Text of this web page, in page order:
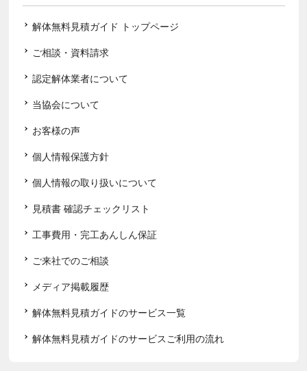
解体無料見積ガイド トップページ
ご相談・資料請求
認定解体業者について
当協会について
お客様の声
個人情報保護方針
個人情報の取り扱いについて
見積書 確認チェックリスト
工事費用・完工あんしん保証
ご来社でのご相談
メディア掲載履歴
解体無料見積ガイドのサービス一覧
解体無料見積ガイドのサービスご利用の流れ